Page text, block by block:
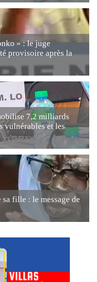
» : le juge
provisoire après la
7,2 milliards
vulnérables et les
sa fille : le message de